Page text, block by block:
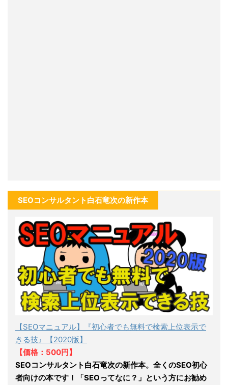
SEOコンサルタント白石竜次の新作本
【SEOマニュアル】『初心者でも無料で検索上位表示で
きる技』【2020版】
【価格：500円】
SEOコンサルタント白石竜次の新作本。全くのSEO初心
者向けの本です！「SEOってなに？」という方にお勧め